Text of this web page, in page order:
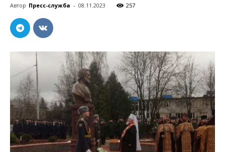
Автор Пресс-служба - 08.11.2023 257